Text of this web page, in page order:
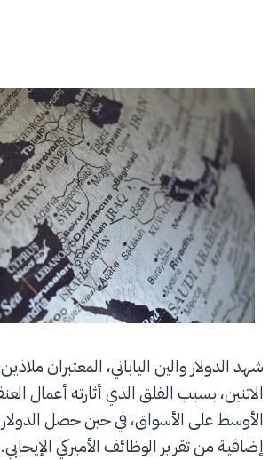
شهد الدولار والين الياباني، المعتبران
الاثنين، بسبب القلق الذي أثارته أعمال
الأوسط على الأسواق، في حين حصل
إضافية من تقرير الوظائف الأميركي الإيجابي.